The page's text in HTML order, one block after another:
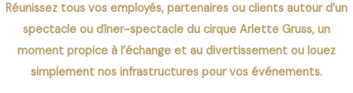
Réunissez tous vos employés, partenaires ou clients autour d’un
spectacle ou dîner-spectacle du cirque Arlette Gruss, un
moment propice à l’échange et au divertissement ou louez
simplement nos infrastructures pour vos événements.